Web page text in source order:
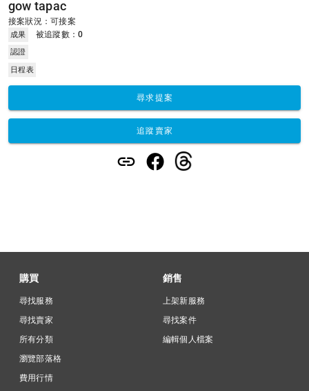
gow tapac
接案狀況：可接案
成果 被追蹤數：0
認證
日程表
尋求提案
追蹤賣家
購買
尋找服務
尋找賣家
所有分類
瀏覽部落格
費用行情
銷售
上架新服務
尋找案件
編輯個人檔案